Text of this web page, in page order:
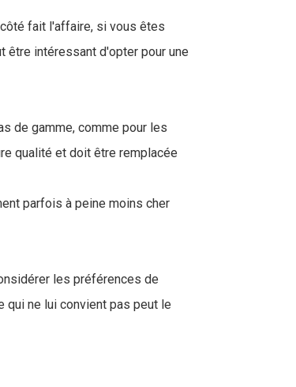
fait l'affaire, si vous êtes
être intéressant d'opter pour une
de gamme, comme pour les
qualité et doit être remplacée
parfois à peine moins cher
les préférences de
qui ne lui convient pas peut le